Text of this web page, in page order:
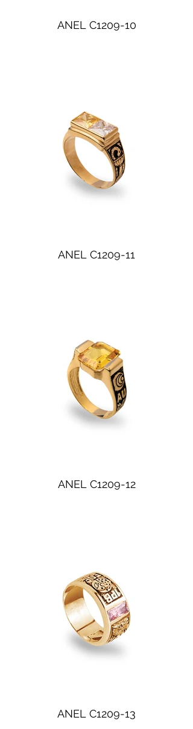
ANEL C1209-10
ANEL C1209-11
ANEL C1209-12
ANEL C1209-13